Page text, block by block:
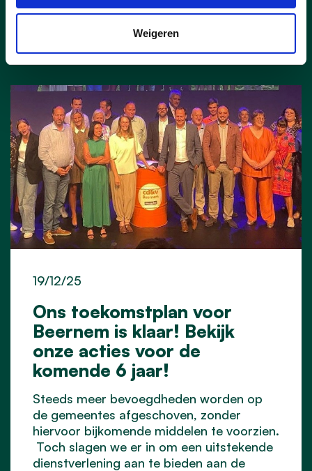
Weigeren
lees meer
Ons toekomstplan voor
Beernem is klaar! Bekijk
onze acties voor de
komende 6 jaar!
19/12/25
Steeds meer bevoegdheden worden op
de gemeentes afgeschoven, zonder
hiervoor bijkomende middelen te voorzien.
Toch slagen we er in om een uitstekende
dienstverlening aan te bieden aan de